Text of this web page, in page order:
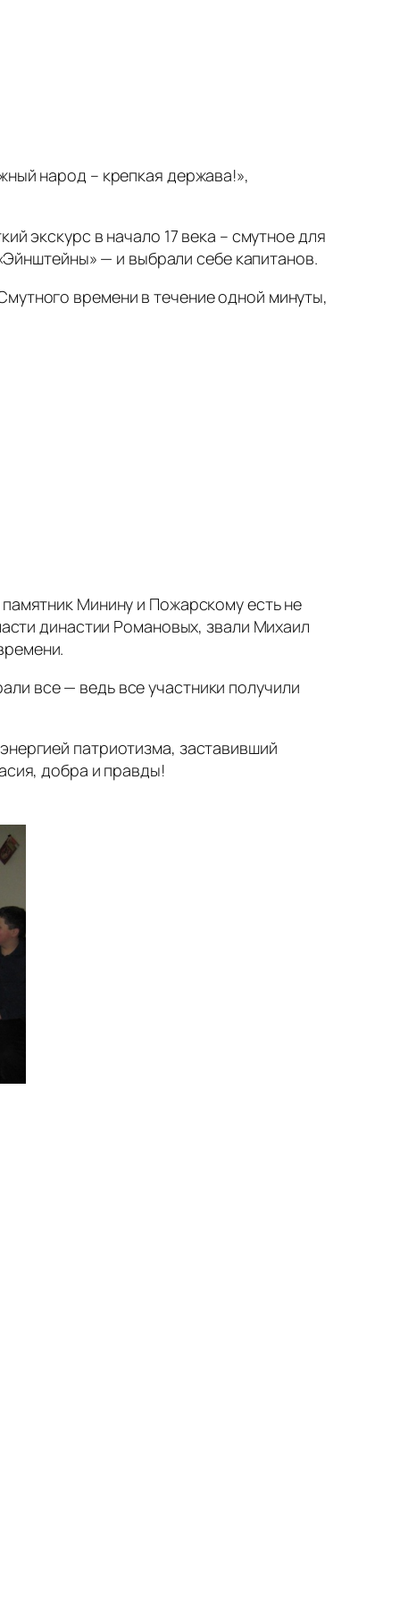
народ – крепкая держава!»,
экскурс в начало 17 века – смутное для
— и выбрали себе капитанов.
времени в течение одной минуты,
Минину и Пожарскому есть не
династии Романовых, звали Михаил
все — ведь все участники получили
патриотизма, заставивший
добра и правды!